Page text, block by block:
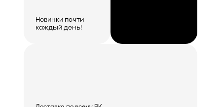
Новинки почти
каждый день!